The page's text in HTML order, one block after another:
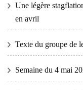
Une légère
en avril
Texte du groupe de
Semaine du 4 mai